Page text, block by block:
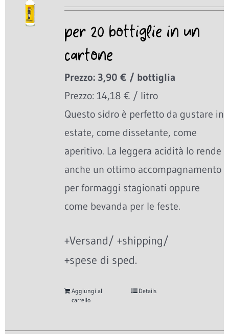
per 20 bottiglie in un
cartone
Prezzo: 3,90 € / bottiglia
Prezzo: 14,18 € / litro
Questo sidro è perfetto da gustare in
estate, come dissetante, come
aperitivo. La leggera acidità lo rende
anche un ottimo accompagnamento
per formaggi stagionati oppure
come bevanda per le feste.
+Versand/ +shipping/
+spese di sped.
Aggiungi al
carrello
Details